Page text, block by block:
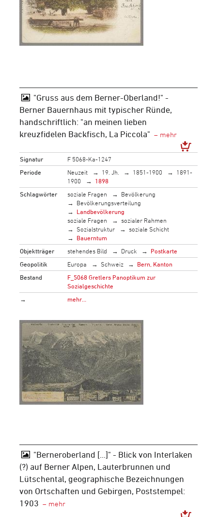
"Gruss aus dem Berner-Oberland!" -
Berner Bauernhaus mit typischer Ründe,
handschriftlich: "an meinen lieben
kreuzfidelen Backfisch, La Piccola"
Signatur
F 5068-Ka-1247
Periode
Neuzeit 19. Jh. 1851-1900
1891-
1900
1898
Schlagwörter
soziale Fragen
Bevölkerung
Bevölkerungsverteilung
Landbevölkerung
soziale Fragen
sozialer Rahmen
Sozialstruktur
soziale Schicht
Bauerntum
Objektträger
stehendes Bild Druck
Postkarte
Geopolitik
Europa Schweiz
Bern, Kanton
Bestand
F_5068 Gretlers Panoptikum zur
Sozialgeschichte
→
mehr…
"Berneroberland [...]" - Blick von Interlaken
(?) auf Berner Alpen, Lauterbrunnen und
Lütschental, geographische Bezeichnungen
von Ortschaften und Gebirgen, Poststempel:
1903